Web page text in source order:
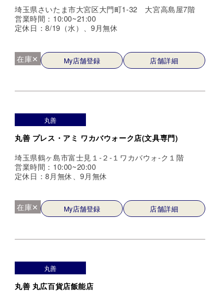
埼玉県さいたま市大宮区大門町1-32 大宮高島屋7階
営業時間：10:00~21:00
定休日：8/19（水）、9月無休
在庫✕ My店舗登録 店舗詳細
丸善
丸善 プレス・アミ ワカバウォーク店(文具専門)
埼玉県鶴ヶ島市富士見１-２-１ワカバウォ-ク１階
営業時間：10:00~20:00
定休日：8月無休、9月無休
在庫✕ My店舗登録 店舗詳細
丸善
丸善 丸広百貨店飯能店